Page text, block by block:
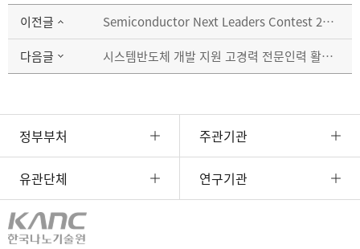
이전글
Semiconductor Next Leaders Contest 2025 개최 안내
다음글
시스템반도체 개발 지원 고경력 전문인력 활용 과제의 애로기술 지원 사업 안내
정부부처 주관기관
유관단체 연구기관